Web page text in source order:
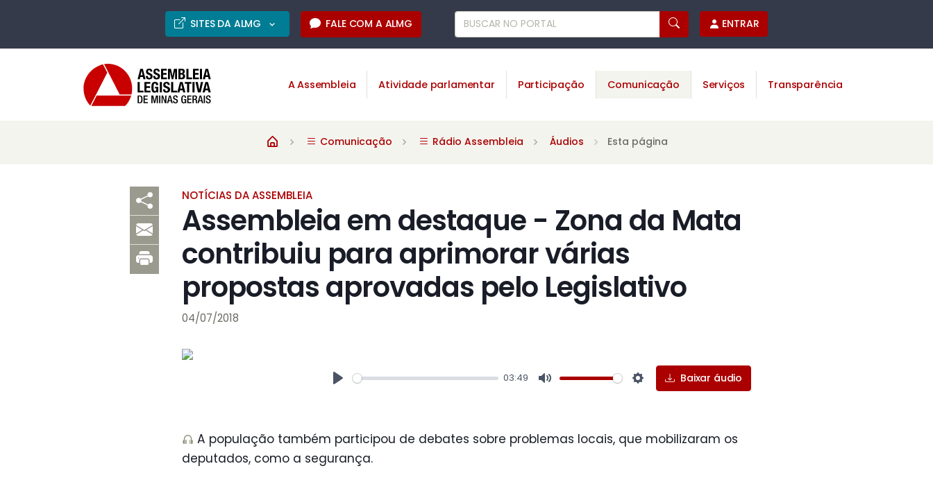
SITES DA ALMG FALE COM A ALMG ENTRAR
A Assembleia Atividade parlamentar Participação Comunicação Serviços Transparência
Comunicação Rádio Assembleia Áudios Esta página
NOTÍCIAS DA ASSEMBLEIA
Assembleia em destaque - Zona da Mata
contribuiu para aprimorar várias
propostas aprovadas pelo Legislativo
04/07/2018
03:49
Settings
Baixar áudio
A população também participou de debates sobre problemas locais, que mobilizaram os
deputados, como a segurança.